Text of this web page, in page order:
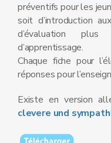
préventifs pour les
soit d’introduction
d’évaluation
d’apprentissage.
Chaque fiche pour
réponses pour
Existe en version
clevere und